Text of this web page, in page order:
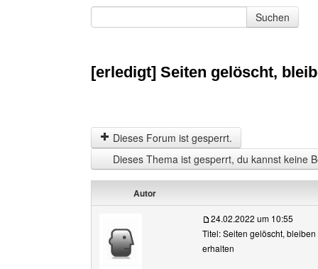
Suche im Forum
Suchen
[erledigt] Seiten gelöscht,
Dieses Forum ist gesperrt.
Dieses Thema ist gesperrt, du kannst keine
Autor
24.02.2022 um 10:55
Titel: Seiten gelöscht,
erhalten